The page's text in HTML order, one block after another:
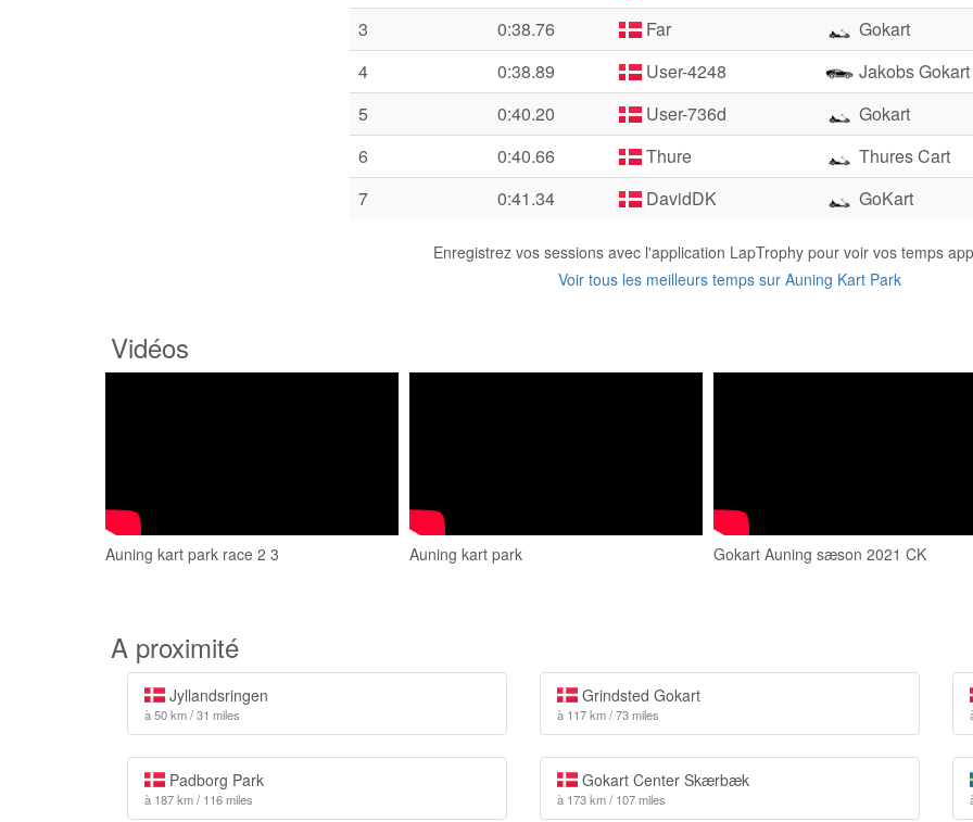
3
0:38.76 Far
Gokart
4
0:38.89 User-4248
Jakobs Gokart
5
0:40.20 User-736d
Gokart
6
0:40.66 Thure
Thures Cart
7
0:41.34 DavidDK GoKart
Enregistrez vos sessions avec l'application LapTrophy pour voir vos temps
Voir tous les meilleurs temps sur Auning Kart Park
Vidéos
Auning kart park race 2 3 Auning kart park Gokart Auning sæson 2021 CK
A proximité
Jyllandsringen
à 50 km / 31 miles
Grindsted Gokart
à 117 km / 73 miles
Padborg Park
à 187 km / 116 miles
Gokart Center Skærbæk
à 173 km / 107 miles